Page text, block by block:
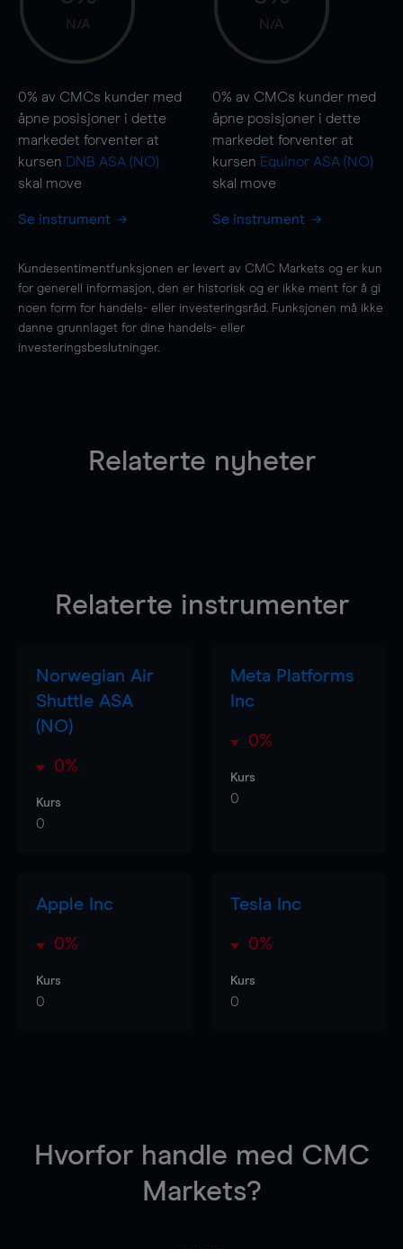
N/A
0% av CMCs kunder med
åpne posisjoner i dette
markedet forventer at
kursen DNB ASA (NO)
skal move
Se instrument
N/A
0% av CMCs kunder med
åpne posisjoner i dette
markedet forventer at
kursen Equinor ASA (NO)
skal move
Se instrument
Kundesentimentfunksjonen er levert av CMC Markets og er kun
for generell informasjon, den er historisk og er ikke ment for å gi
noen form for handels- eller investeringsråd. Funksjonen må ikke
danne grunnlaget for dine handels- eller
investeringsbeslutninger.
Relaterte nyheter
Relaterte instrumenter
Norwegian Air
Shuttle ASA
(NO)
0%
Kurs
0
Meta Platforms
Inc
0%
Kurs
0
Apple Inc
0%
Kurs
0
Tesla Inc
0%
Kurs
0
Hvorfor handle med CMC
Markets?